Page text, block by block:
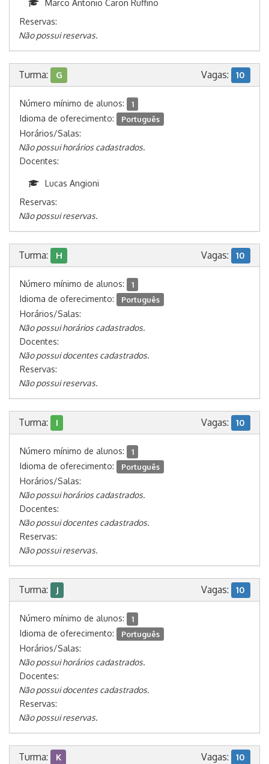
Marco Antonio Caron Ruffino
Reservas:
Não possui reservas.
Turma: G Vagas: 10
Número mínimo de alunos: 1
Idioma de oferecimento: Português
Horários/Salas:
Não possui horários cadastrados.
Docentes:
Lucas Angioni
Reservas:
Não possui reservas.
Turma: H Vagas: 10
Número mínimo de alunos: 1
Idioma de oferecimento: Português
Horários/Salas:
Não possui horários cadastrados.
Docentes:
Não possui docentes cadastrados.
Reservas:
Não possui reservas.
Turma: I Vagas: 10
Número mínimo de alunos: 1
Idioma de oferecimento: Português
Horários/Salas:
Não possui horários cadastrados.
Docentes:
Não possui docentes cadastrados.
Reservas:
Não possui reservas.
Turma: J Vagas: 10
Número mínimo de alunos: 1
Idioma de oferecimento: Português
Horários/Salas:
Não possui horários cadastrados.
Docentes:
Não possui docentes cadastrados.
Reservas:
Não possui reservas.
Turma: K Vagas: 10